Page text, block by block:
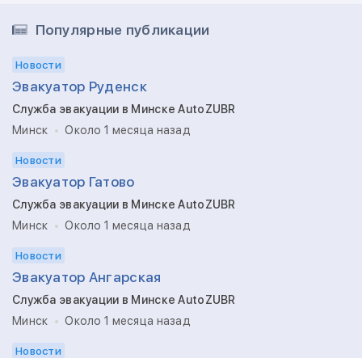
Популярные публикации
Новости
Эвакуатор Руденск
Служба эвакуации в Минске AutoZUBR
Минск
Около 1 месяца назад
Новости
Эвакуатор Гатово
Служба эвакуации в Минске AutoZUBR
Минск
Около 1 месяца назад
Новости
Эвакуатор Ангарская
Служба эвакуации в Минске AutoZUBR
Минск
Около 1 месяца назад
Новости